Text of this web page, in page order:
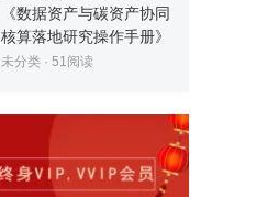
《数据资产与碳资产协同
核算落地研究操作手册》
未分类 · 51 阅读